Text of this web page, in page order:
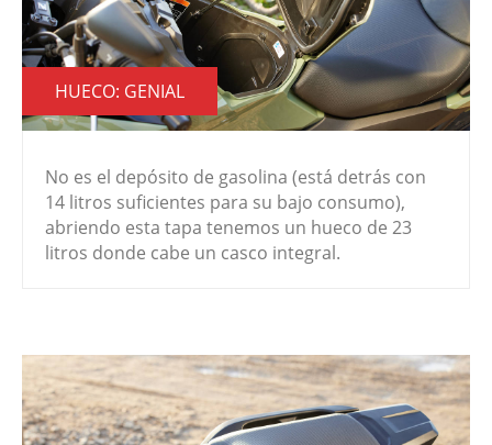
HUECO: GENIAL
No es el depósito de gasolina (está detrás con
14 litros suficientes para su bajo consumo),
abriendo esta tapa tenemos un hueco de 23
litros donde cabe un casco integral.